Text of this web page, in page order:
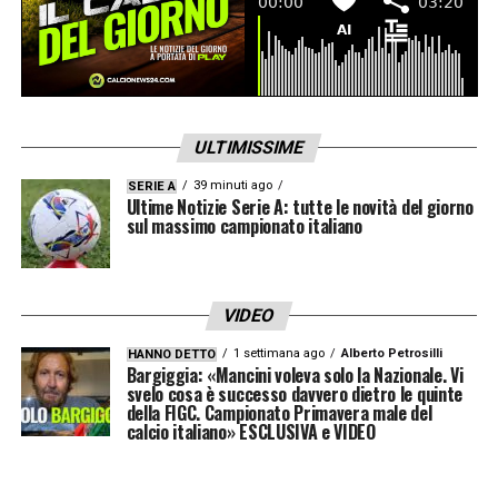
chiaro che per vincere hai bisogno di un
attacco forte e cinico. Lucca ad esempio è
uno che ti può lanciare la squadra in
chiave per sorprendere il PSV e soprattutto
per vincere. Conte viene qui solo per
questo».
gli ho detto tutto, a partire dal fatto che è
una bellissima città e che le persone ti
amano se giochi in un certo modo. E a lui
Napoli è piaciuta tanto fin da subito».
ULTIMISSIME
SERIE A 39 minuti ago
Ultime Notizie Serie A: tutte le novità del giorno
sul massimo campionato italiano
VIDEO
HANNO DETTO 1 settimana ago Alberto Petrosilli
Bargiggia: «Mancini voleva solo la Nazionale. Vi
svelo cosa è successo davvero dietro le quinte
della FIGC. Campionato Primavera male del
calcio italiano» ESCLUSIVA e VIDEO